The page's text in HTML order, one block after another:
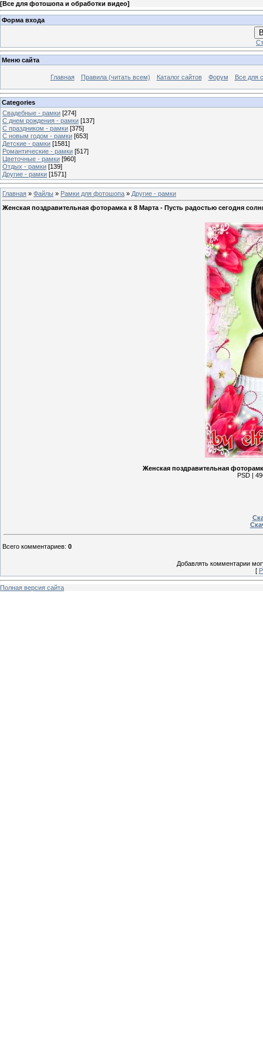
[Все для фотошопа и обработки видео]
Форма входа
Меню сайта
Главная Правила (читать всем) Каталог сайтов Форум Все для
Categories
Свадебные - рамки [274]
С днем рождения - рамки [137]
С праздником - рамки [375]
С новым годом - рамки [653]
Детские - рамки [1581]
Романтические - рамки [517]
Цветочные - рамки [960]
Отдых - рамки [139]
Другие - рамки [1571]
Главная » Файлы » Рамки для фотошопа » Другие - рамки
Женская поздравительная фоторамка к 8 Марта - Пусть радостью сегодня
Женская поздравительная
PSD |
Всего комментариев: 0
Добавлять комментарии
[
Полная версия сайта